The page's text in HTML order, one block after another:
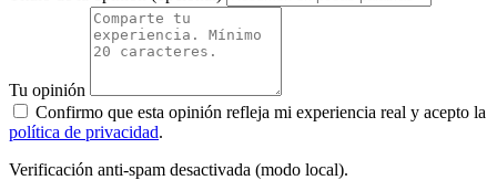
Tu opinión
Confirmo que esta opinión refleja mi experiencia real y acepto la
política de privacidad.
Verificación anti-spam desactivada (modo local).